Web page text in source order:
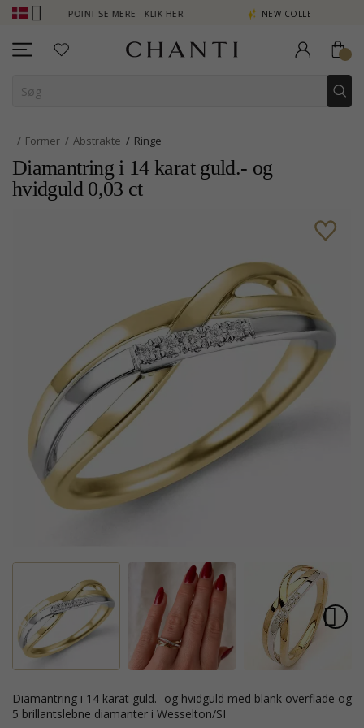
POINT SE MERE - KLIK HER NEW COLLECTION | AURA
Former Abstrakte Ringe
Diamantring i 14 karat guld.- og
hvidguld 0,03 ct
diamantring i 14 karat guld.- og hvidguld med blank overflade og
5 brillantslebne diamanter i Wesselton/SI